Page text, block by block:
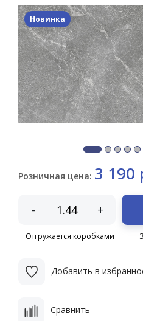
Новинка
Розничная цена: 3 190
- +
Отгружается коробками
Добавить в
Сравнить